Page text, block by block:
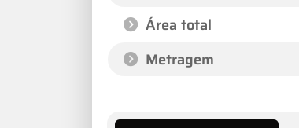
Área total
Metragem